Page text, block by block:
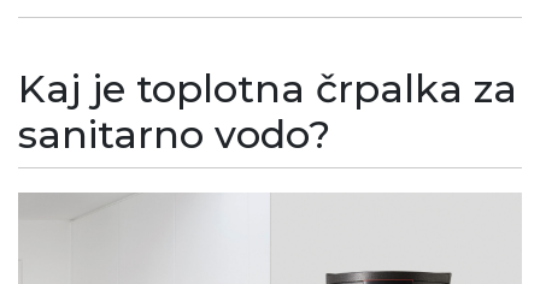
Kaj je toplotna črpalka za
sanitarno vodo?